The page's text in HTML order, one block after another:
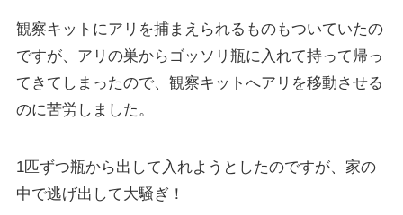
観察キットにアリを捕まえられるものもついていたの
ですが、アリの巣からゴッソリ瓶に入れて持って帰っ
てきてしまったので、観察キットへアリを移動させる
のに苦労しました。
1匹ずつ瓶から出して入れようとしたのですが、家の
中で逃げ出して大騒ぎ！